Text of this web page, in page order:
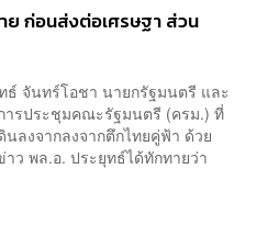
ก่อนส่งต่อเศรษฐา ส่วน
ธ์ จันทร์โอชา นายกรัฐมนตรี และ
ารประชุมคณะรัฐมนตรี (ครม.) ที่
ลงจากลงจากตึกไทยคู่ฟ้า ด้วย
ว พล.อ. ประยุทธ์ได้ทักทายว่า